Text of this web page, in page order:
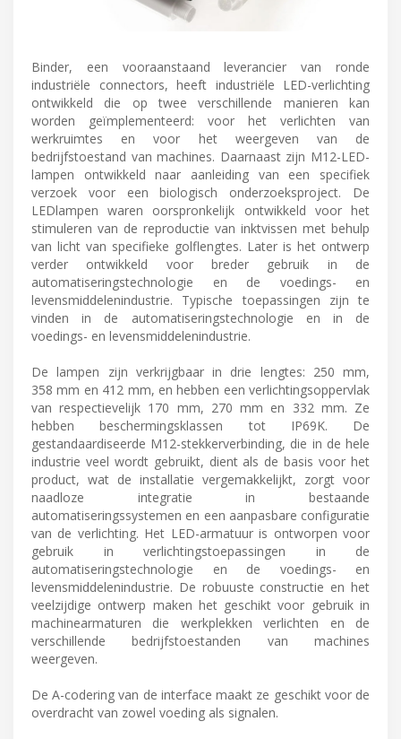
Binder, een vooraanstaand leverancier van ronde
industriële connectors, heeft industriële LED-verlichting
ontwikkeld die op twee verschillende manieren kan
worden geïmplementeerd: voor het verlichten van
werkruimtes en voor het weergeven van de
bedrijfstoestand van machines. Daarnaast zijn M12-LED-
lampen ontwikkeld naar aanleiding van een specifiek
verzoek voor een biologisch onderzoeksproject. De
LEDlampen waren oorspronkelijk ontwikkeld voor het
stimuleren van de reproductie van inktvissen met behulp
van licht van specifieke golflengtes. Later is het ontwerp
verder ontwikkeld voor breder gebruik in de
automatiseringstechnologie en de voedings- en
levensmiddelenindustrie. Typische toepassingen zijn te
vinden in de automatiseringstechnologie en in de
voedings- en levensmiddelenindustrie.
De lampen zijn verkrijgbaar in drie lengtes: 250 mm,
358 mm en 412 mm, en hebben een verlichtingsoppervlak
van respectievelijk 170 mm, 270 mm en 332 mm. Ze
hebben beschermingsklassen tot IP69K. De
gestandaardiseerde M12-stekkerverbinding, die in de hele
industrie veel wordt gebruikt, dient als de basis voor het
product, wat de installatie vergemakkelijkt, zorgt voor
naadloze integratie in bestaande
automatiseringssystemen en een aanpasbare configuratie
van de verlichting. Het LED-armatuur is ontworpen voor
gebruik in verlichtingstoepassingen in de
automatiseringstechnologie en de voedings- en
levensmiddelenindustrie. De robuuste constructie en het
veelzijdige ontwerp maken het geschikt voor gebruik in
machinearmaturen die werkplekken verlichten en de
verschillende bedrijfstoestanden van machines
weergeven.
De A-codering van de interface maakt ze geschikt voor de
overdracht van zowel voeding als signalen.